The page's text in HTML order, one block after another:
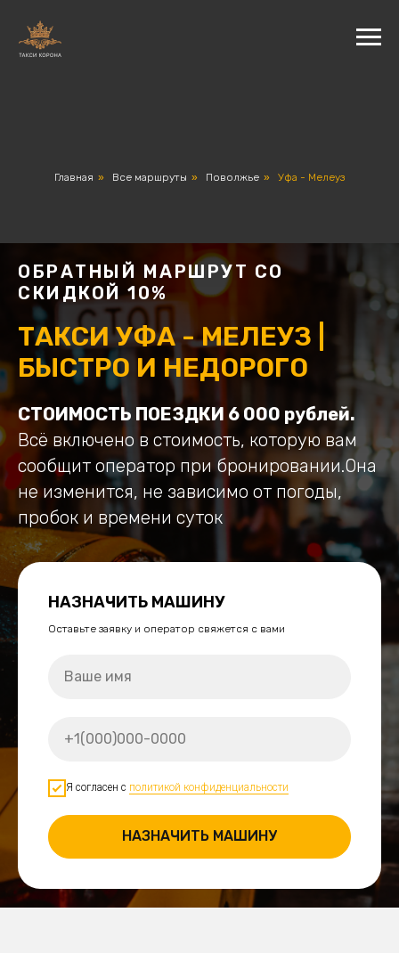
Главная » Все маршруты » Поволжье » Уфа - Мелеуз
ОБРАТНЫЙ МАРШРУТ СО
СКИДКОЙ 10%
ТАКСИ УФА - МЕЛЕУЗ |
БЫСТРО И НЕДОРОГО
СТОИМОСТЬ ПОЕЗДКИ 6 000 рублей.
Всё включено в стоимость, которую вам
сообщит оператор при бронировании.Она
не изменится, не зависимо от погоды,
пробок и времени суток
НАЗНАЧИТЬ МАШИНУ
Оставьте заявку и оператор свяжется с вами
Я согласен с политикой конфиденциальности
НАЗНАЧИТЬ МАШИНУ